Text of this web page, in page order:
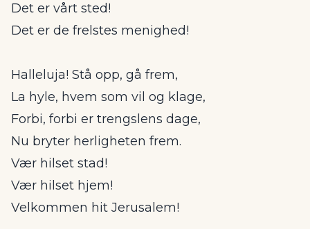
Det er vårt sted!
Det er de frelstes menighed!
Halleluja! Stå opp, gå frem,
La hyle, hvem som vil og klage,
Forbi, forbi er trengslens dage,
Nu bryter herligheten frem.
Vær hilset stad!
Vær hilset hjem!
Velkommen hit Jerusalem!